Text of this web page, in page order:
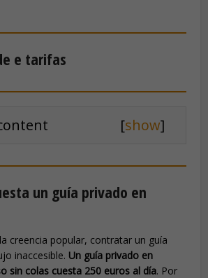
e tarifas
[show]
un guía privado en
creencia popular, contratar un guía
inaccesible. Un guía privado en
sin colas cuesta 250 euros al día. Por